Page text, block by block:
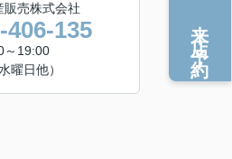
販売株式会社
406-135
～19:00
曜日他）
来店予約